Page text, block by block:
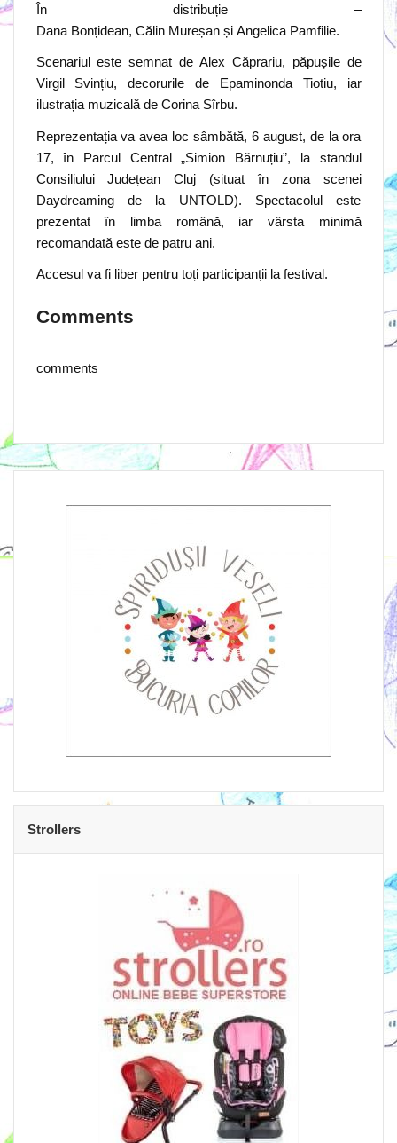
În distribuție –
Dana Bonțidean, Călin Mureșan și Angelica Pamfilie.
Scenariul este semnat de Alex Căprariu, păpușile de
Virgil Svințiu, decorurile de Epaminonda Tiotiu, iar
ilustrația muzicală de Corina Sîrbu.
Reprezentația va avea loc sâmbătă, 6 august, de la ora
17, în Parcul Central „Simion Bărnuțiu”, la standul
Consiliului Județean Cluj (situat în zona scenei
Daydreaming de la UNTOLD). Spectacolul este
prezentat în limba română, iar vârsta minimă
recomandată este de patru ani.
Accesul va fi liber pentru toți participanții la festival.
Comments
comments
Strollers